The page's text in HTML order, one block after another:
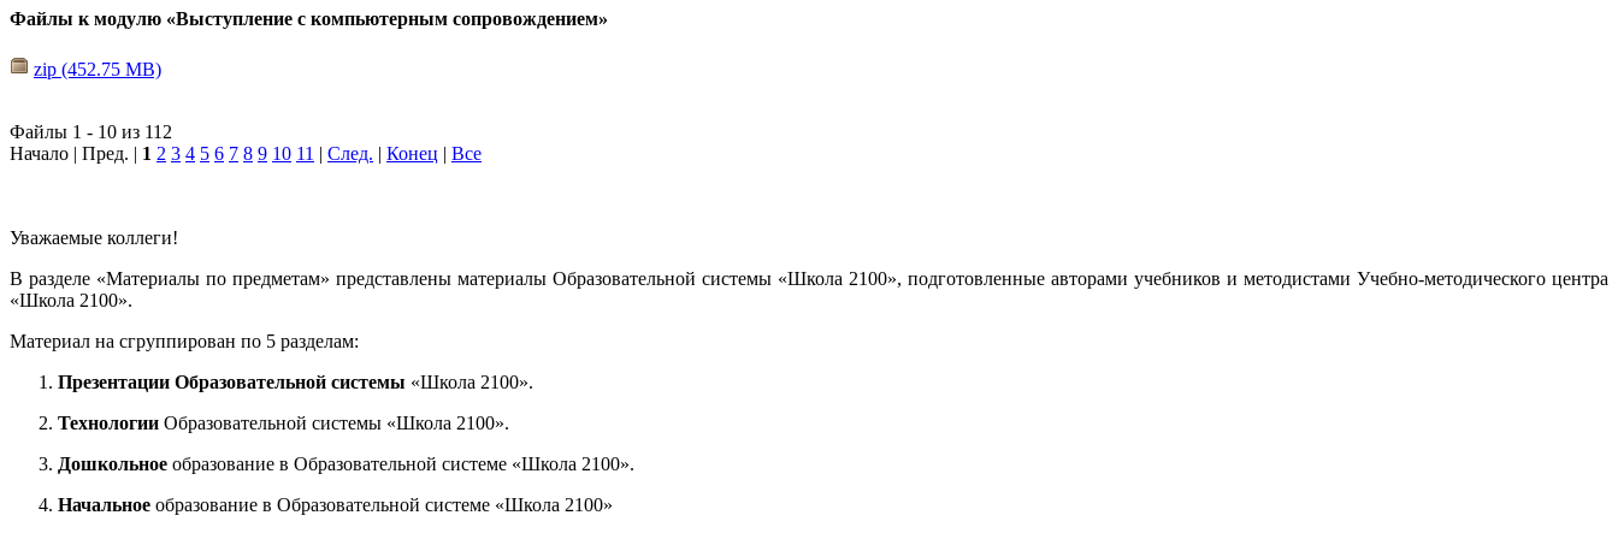
Файлы к модулю «Выступление с компьютерным сопровождением»
zip (452.75 MB)
Файлы 1 - 10 из 112
Начало | Пред. | 1 2 3 4 5 6 7 8 9 10 11 | След. | Конец | Все
Уважаемые коллеги!
В разделе «Материалы по предметам» представлены материалы Образовательной системы «Школа 2100», подготовленные авторами учебников и методистами Учебно-методического центра
«Школа 2100».
Материал на сгруппирован по 5 разделам:
Презентации Образовательной системы «Школа 2100».
Технологии Образовательной системы «Школа 2100».
Дошкольное образование в Образовательной системе «Школа 2100».
Начальное образование в Образовательной системе «Школа 2100»